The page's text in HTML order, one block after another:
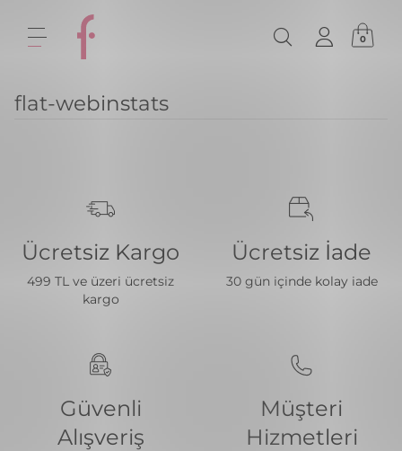
0
flat-webinstats
Ücretsiz Kargo
499 TL ve üzeri ücretsiz
kargo
Ücretsiz İade
30 gün içinde kolay iade
Güvenli
Alışveriş
Müşteri
Hizmetleri